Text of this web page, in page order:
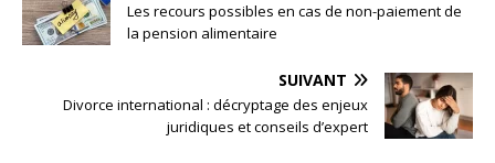
Les recours possibles en cas de non-paiement de
la pension alimentaire
SUIVANT
Divorce international : décryptage des enjeux
juridiques et conseils d’expert